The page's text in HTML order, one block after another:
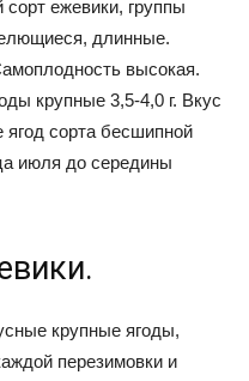
ежевики, группы
длинные.
высокая.
крупные 3,5-4,0 г. Вкус
ягод сорта бесшипной
июля до середины
крупные ягоды,
перезимовки и